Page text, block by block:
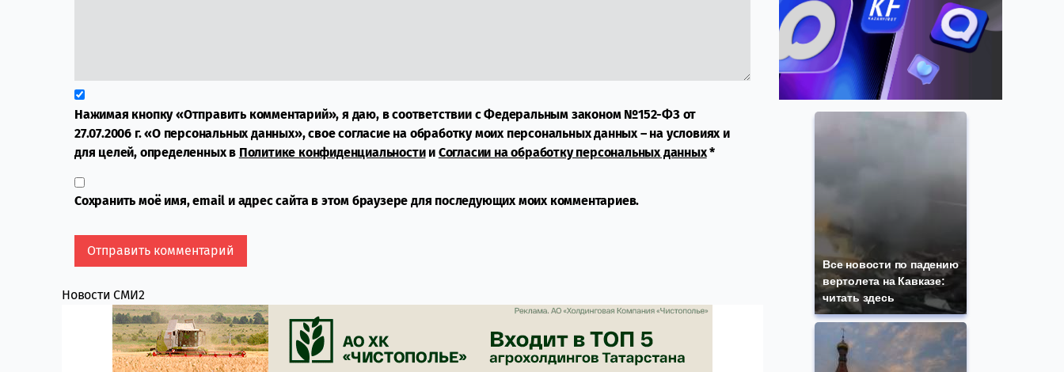
Нажимая кнопку «Отправить комментарий», я даю, в соответствии с Федеральным законом №152-ФЗ от
27.07.2006 г. «О персональных данных», свое согласие на обработку моих персональных данных – на условиях и
для целей, определенных в Политике конфиденциальностии Согласии на обработку персональных данных*
Сохранить моё имя, email и адрес сайта в этом браузере для последующих моих комментариев.
Новости СМИ2
Все новости по падению
вертолета на Кавказе:
читать здесь